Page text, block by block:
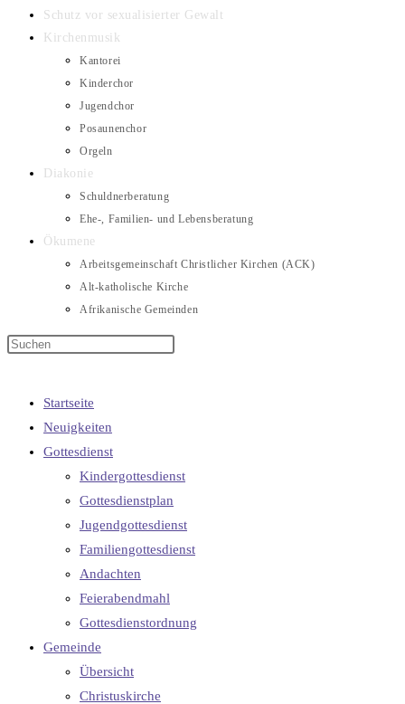
Schutz vor sexualisierter Gewalt
Kirchenmusik
Kantorei
Kinderchor
Jugendchor
Posaunenchor
Orgeln
Diakonie
Schuldnerberatung
Ehe-, Familien- und Lebensberatung
Ökumene
Arbeitsgemeinschaft Christlicher Kirchen (ACK)
Alt-katholische Kirche
Afrikanische Gemeinden
Startseite
Neuigkeiten
Gottesdienst
Kindergottesdienst
Gottesdienstplan
Jugendgottesdienst
Familiengottesdienst
Andachten
Feierabendmahl
Gottesdienstordnung
Gemeinde
Übersicht
Christuskirche